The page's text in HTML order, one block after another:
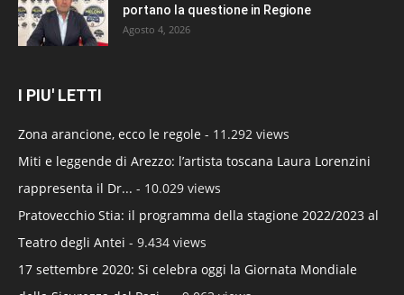
portano la questione in Regione
Agosto 4, 2026
I PIU' LETTI
Zona arancione, ecco le regole - 11.292 views
Miti e leggende di Arezzo: l’artista toscana Laura Lorenzini
rappresenta il Dr... - 10.029 views
Pratovecchio Stia: il programma della stagione 2022/2023 al
Teatro degli Antei - 9.434 views
17 settembre 2020: Si celebra oggi la Giornata Mondiale